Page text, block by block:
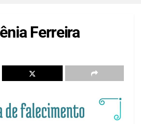
Ferreira